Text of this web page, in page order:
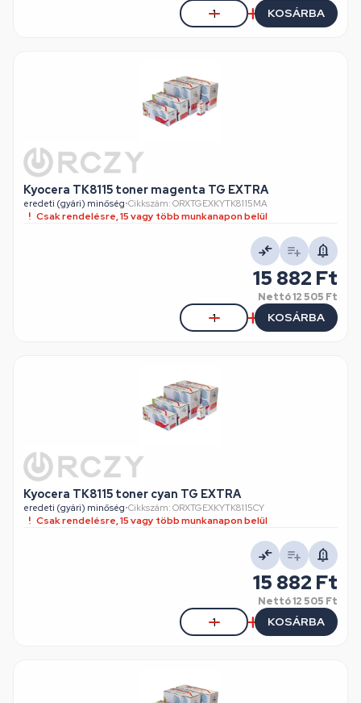
KOSÁRBA
Kyocera TK8115 toner magenta TG EXTRA
eredeti (gyári) minőség•Cikkszám: ORXTGEXKYTK8115MA
Csak rendelésre, 15 vagy több munkanapon belül
15 882 Ft
Nettó12 505 Ft
KOSÁRBA
Kyocera TK8115 toner cyan TG EXTRA
eredeti (gyári) minőség•Cikkszám: ORXTGEXKYTK8115CY
Csak rendelésre, 15 vagy több munkanapon belül
15 882 Ft
Nettó12 505 Ft
KOSÁRBA